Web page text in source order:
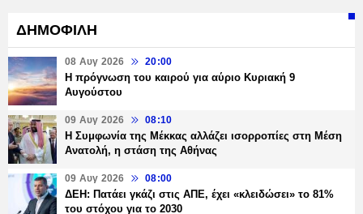
ΔΗΜΟΦΙΛΗ
08 Αυγ 2026 20:00
Η πρόγνωση του καιρού για αύριο Κυριακή 9
Αυγούστου
09 Αυγ 2026 08:10
Η Συμφωνία της Μέκκας αλλάζει ισορροπίες στη Μέση
Ανατολή, η στάση της Αθήνας
09 Αυγ 2026 08:00
ΔΕΗ: Πατάει γκάζι στις ΑΠΕ, έχει «κλειδώσει» το 81%
του στόχου για το 2030